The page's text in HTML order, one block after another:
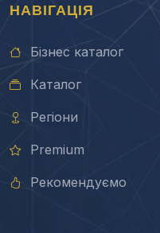
НАВІГАЦІЯ
Бізнес каталог
Каталог
Регіони
Premium
Рекомендуємо